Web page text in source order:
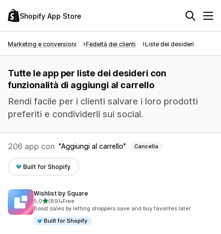
Shopify App Store
Marketing e conversioni Fedeltà dei clienti Liste dei desideri
Tutte le app per liste dei desideri con
funzionalità di aggiungi al carrello
Rendi facile per i clienti salvare i loro prodotti
preferiti e condividerli sui social.
206 app con Aggiungi al carrello Cancella
Built for Shopify
Wishlist by Square
5,0stelle su 5
(89)
89 recensioni totali
•Free
Boost sales by letting shoppers save and buy favorites later
Built for Shopify